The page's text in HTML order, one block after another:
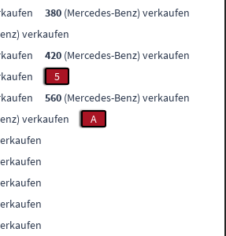
380 (Mercedes-Benz) verkaufen
verkaufen
420 (Mercedes-Benz) verkaufen
5
560 (Mercedes-Benz) verkaufen
verkaufen
A